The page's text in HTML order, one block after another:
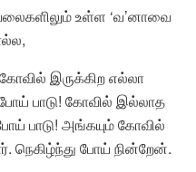
உள்ள ‘வ’னாவை
இருக்கிற எல்லா
பாடு! கோவில் இல்லாத
பாடு! அங்கயும் கோவில்
நெகிழ்ந்து போய் நின்றேன்.